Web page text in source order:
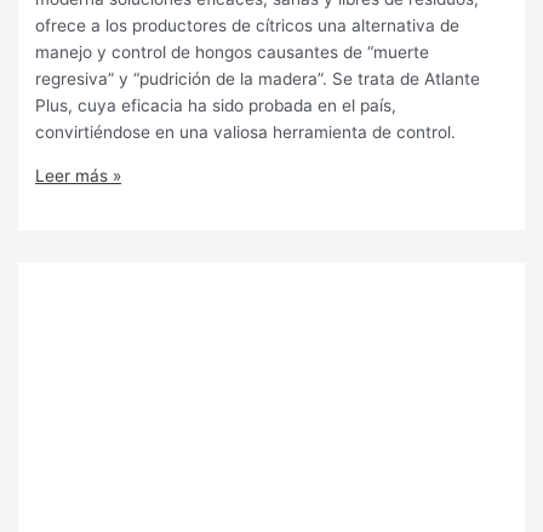
ofrece a los productores de cítricos una alternativa de
manejo y control de hongos causantes de “muerte
regresiva” y “pudrición de la madera”. Se trata de Atlante
Plus, cuya eficacia ha sido probada en el país,
convirtiéndose en una valiosa herramienta de control.
Leer más »